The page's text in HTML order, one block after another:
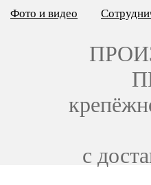
Фото и видео
с